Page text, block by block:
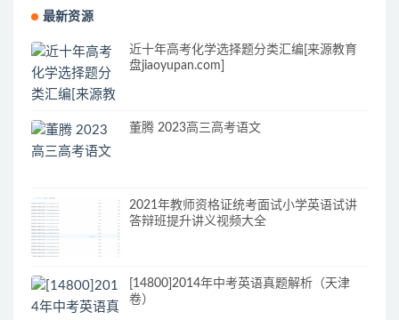
最新资源
近十年高考化学选择题分类汇编[来源教育
盘jiaoyupan.com]
董腾 2023高三高考语文
2021年教师资格证统考面试小学英语试讲
答辩班提升讲义视频大全
[14800]2014年中考英语真题解析（天津
卷）